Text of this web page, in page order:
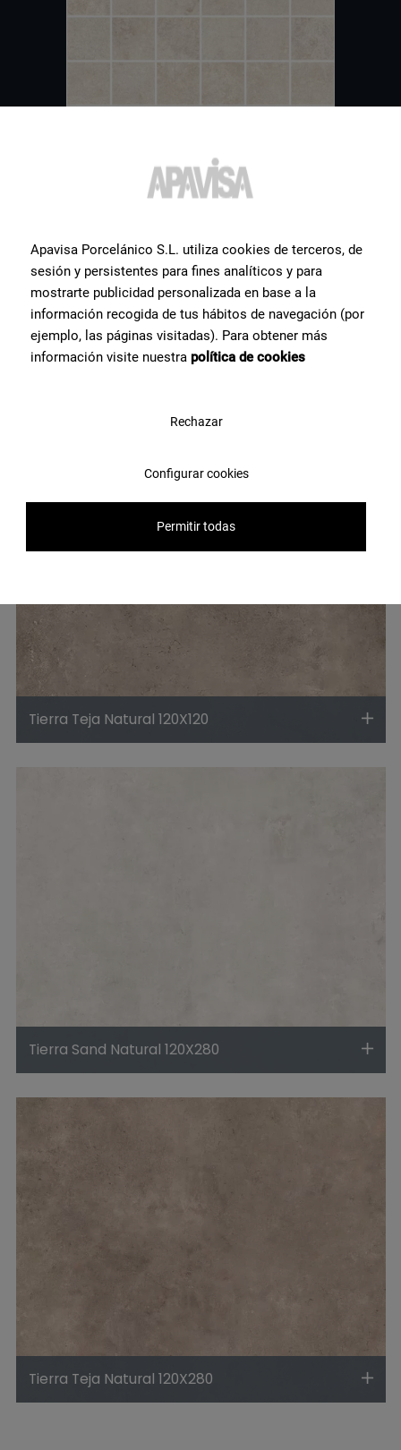
Tierra Teja Natural 120X120
Tierra Sand Natural 120X280
Tierra Teja Natural 120X280
WeitereFliesen, die Sie
interessieren könnten
Apavisa Porcelánico S.L. utiliza cookies de terceros, de
sesión y persistentes para fines analíticos y para
mostrarte publicidad personalizada en base a la
información recogida de tus hábitos de navegación (por
ejemplo, las páginas visitadas). Para obtener más
información visite nuestra política de cookies
Rechazar
Configurar cookies
Permitir todas